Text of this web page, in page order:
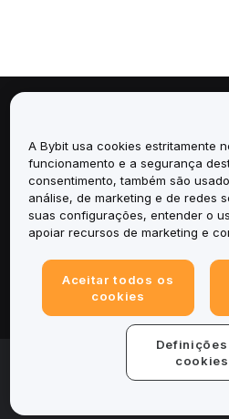
Serviços
Suporte
© 2025-2026 Bybit.eu. Todos os
A Bybit usa cookies estritamente
funcionamento e a segurança
consentimento, também são
análise, de marketing e de redes
suas configurações, entender o
apoiar recursos de marketing e
Aceitar todos os
cookies
cookies